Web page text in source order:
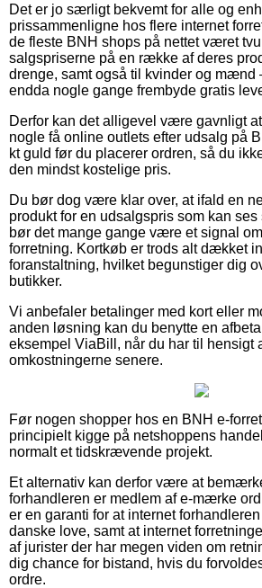
Det er jo særligt bekvemt for alle og
prissammenligne hos flere internet
de fleste BNH shops på nettet været
salgspriserne på en række af deres
drenge, samt også til kvinder og mænd
endda nogle gange frembyde gratis
Derfor kan det alligevel være gavnligt
nogle få online outlets efter udsalg på
kt guld før du placerer ordren, så du
den mindst kostelige pris.
Du bør dog være klar over, at ifald en
produkt for en udsalgspris som kan
bør det mange gange være et signal
forretning. Kortkøb er trods alt dækket
foranstaltning, hvilket begunstiger dig
butikker.
Vi anbefaler betalinger med kort eller
anden løsning kan du benytte en
eksempel ViaBill, når du har til hensigt
omkostningerne senere.
Før nogen shopper hos en BNH e-
principielt kigge på netshoppens
normalt et tidskrævende projekt.
Et alternativ kan derfor være at
forhandleren er medlem af e-mærke
er en garanti for at internet
danske love, samt at internet
af jurister der har megen viden om
dig chance for bistand, hvis du
ordre.